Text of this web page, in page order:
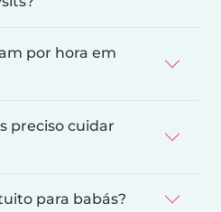
por hora em
preciso cuidar
para babás?